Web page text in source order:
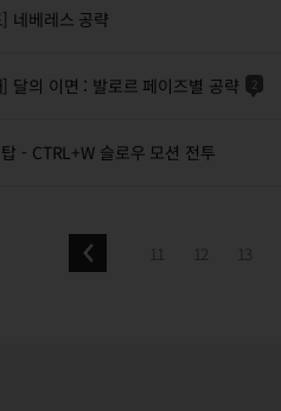
네베레스 공략
달의 이면 : 발로르 페이즈별 공략 2
- CTRL+W 슬로우 모션 전투
11 12 13